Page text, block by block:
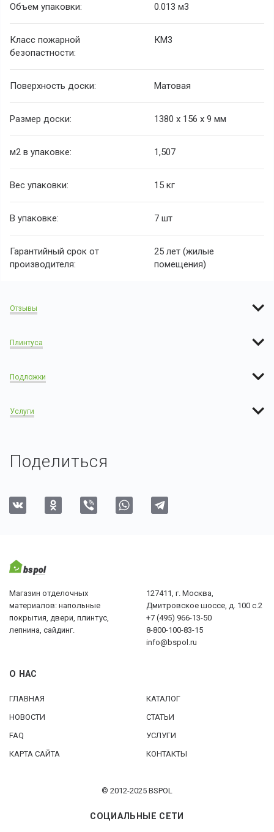
Объем упаковки: 0.013 м3
Класс пожарной
безопастности:
КМ3
Поверхность доски: Матовая
Размер доски: 1380 х 156 х 9 мм
м2 в упаковке: 1,507
Вес упаковки: 15 кг
В упаковке: 7 шт
Гарантийный срок от
производителя:
25 лет (жилые
помещения)
Отзывы
Плинтуса
Подложки
Услуги
Поделиться
Магазин отделочных
материалов: напольные
покрытия, двери, плинтус,
лепнина, сайдинг.
127411, г. Москва,
Дмитровское шоссе, д. 100 с.2
+7 (495) 966-13-50
8-800-100-83-15
info@bspol.ru
О НАС
ГЛАВНАЯ
КАТАЛОГ
НОВОСТИ
СТАТЬИ
FAQ
УСЛУГИ
КАРТА САЙТА
КОНТАКТЫ
© 2012-2025 BSPOL
СОЦИАЛЬНЫЕ СЕТИ